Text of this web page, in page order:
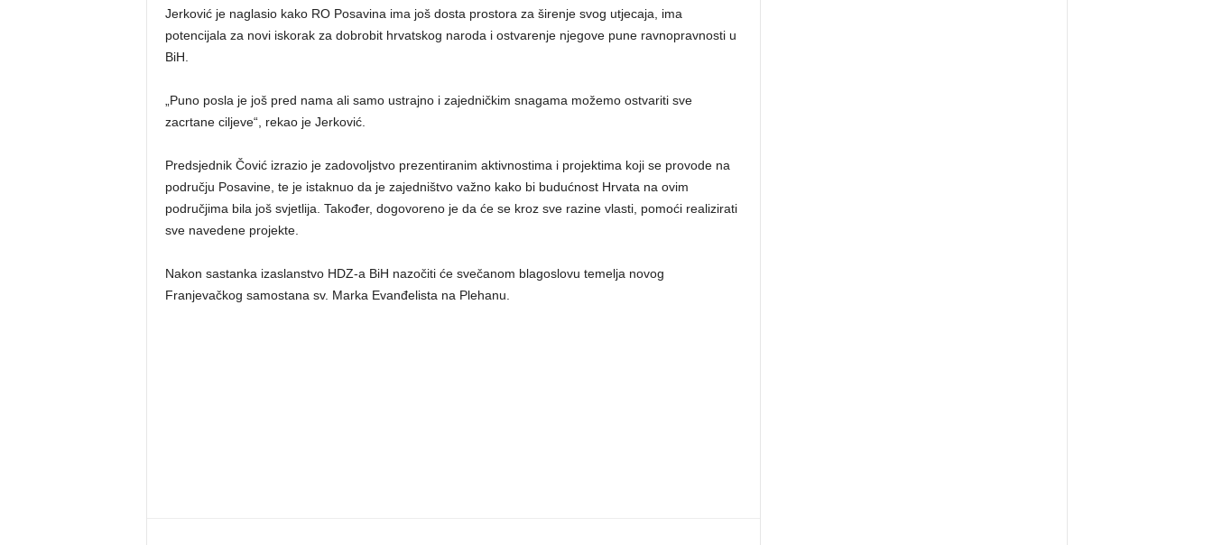
Jerković je naglasio kako RO Posavina ima još dosta prostora za širenje svog utjecaja, ima
potencijala za novi iskorak za dobrobit hrvatskog naroda i ostvarenje njegove pune ravnopravnosti u
BiH.
„Puno posla je još pred nama ali samo ustrajno i zajedničkim snagama možemo ostvariti sve
zacrtane ciljeve“, rekao je Jerković.
Predsjednik Čović izrazio je zadovoljstvo prezentiranim aktivnostima i projektima koji se provode na
području Posavine, te je istaknuo da je zajedništvo važno kako bi budućnost Hrvata na ovim
područjima bila još svjetlija. Također, dogovoreno je da će se kroz sve razine vlasti, pomoći realizirati
sve navedene projekte.
Nakon sastanka izaslanstvo HDZ-a BiH nazočiti će svečanom blagoslovu temelja novog
Franjevačkog samostana sv. Marka Evanđelista na Plehanu.